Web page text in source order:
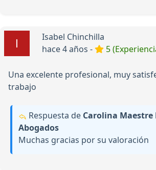
Isabel Chinchilla
hace 4 años -
5
Una excelente profesional, muy
trabajo
Respuesta de Carolina Maestre
Abogados
Muchas gracias por su valoración